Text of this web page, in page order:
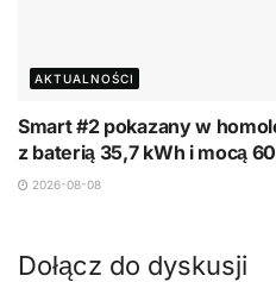
AKTUALNOŚCI
Smart #2 pokazany w
z baterią 35,7 kWh i mocą
2026-08-08
Dołącz do dyskusji